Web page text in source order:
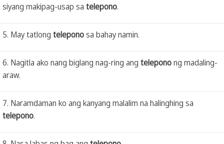
siyang makipag-usap sa telepono.
5. May tatlong teleponosa bahay namin.
6. Nagitla ako nang biglang nag-ring ang teleponong madaling-
araw.
7. Naramdaman ko ang kanyang malalim na halinghing sa
telepono.